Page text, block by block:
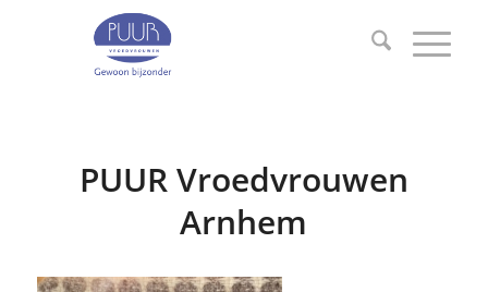
PUUR Vroedvrouwen
Arnhem